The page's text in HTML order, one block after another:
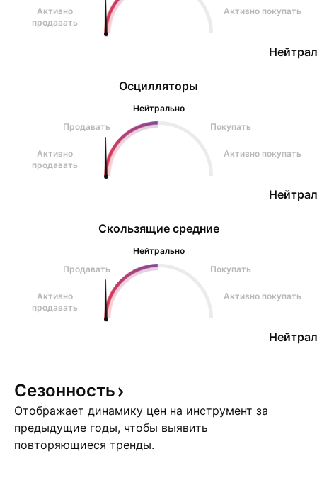
Осцилляторы
Нейтрально
Продавать
Покупать
Активно
продавать
Активно покупать
Активно
продавать
Активно покупать
Скользящие средние
Нейтрально
Продавать
Покупать
Активно
продавать
Активно покупать
Сезонность
Отображает динамику цен на инструмент за
предыдущие годы, чтобы выявить
повторяющиеся тренды.